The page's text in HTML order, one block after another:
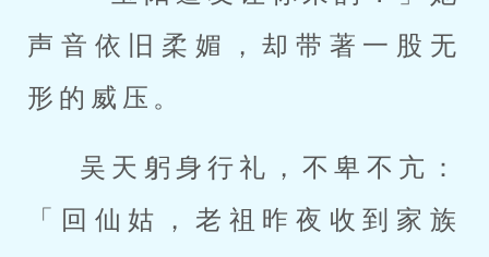
声音依旧柔媚，却带著一股无
形的威压。
吴天躬身行礼，不卑不亢：
「回仙姑，老祖昨夜收到家族